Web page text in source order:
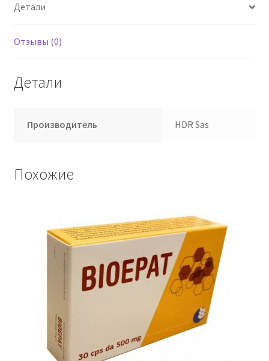
Детали
Отзывы (0)
Детали
Производитель HDR Sas
Похожие